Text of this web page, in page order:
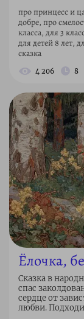
про принцесс и
добре, про
класса, для 3
для детей 8 лет,
сказка
4 206 8
Ёлочка,
Сказка в
спас
сердце от
любви.